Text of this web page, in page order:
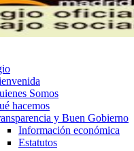
Somos
hacemos
y Buen Gobierno
Información económica
Estatutos